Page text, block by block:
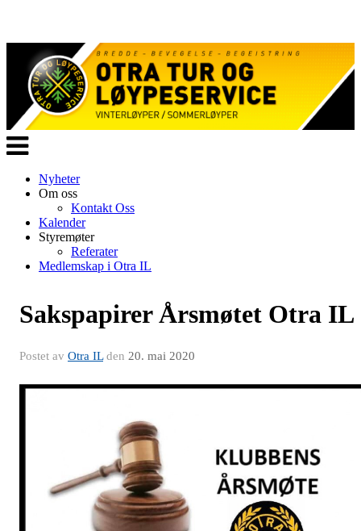
Veksle
navigasjon
Nyheter
Om oss
Kontakt Oss
Kalender
Styremøter
Referater
Medlemskap i Otra IL
Sakspapirer Årsmøtet Otra IL
Postet av Otra ILden 20. mai 2020